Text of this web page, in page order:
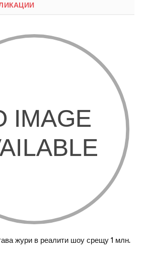
жури в реалити шоу срещу 1 млн.